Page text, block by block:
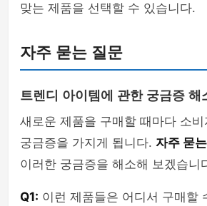
맞는 제품을 선택할 수 있습니다.
자주 묻는 질문
트렌디 아이템에 관한 궁금증 해
새로운 제품을 구매할 때마다 소
궁금증을 가지게 됩니다. 자주 묻
이러한 궁금증을 해소해 보겠습니
Q1: 이런 제품들은 어디서 구매할